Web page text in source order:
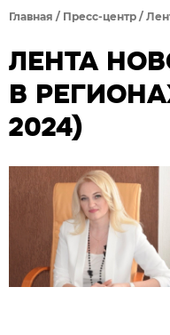
Главная / Пресс-центр /
ЛЕНТА
В
2024)